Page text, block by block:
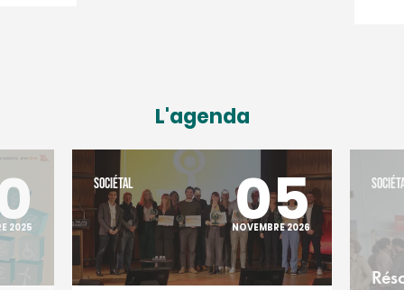
L'agenda
2025
SOCIÉTAL 05
NOVEMBRE 2026